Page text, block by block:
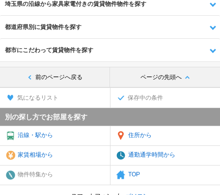
埼玉県の沿線から家具家電付きの賃貸物件物件を探す
都道府県別に賃貸物件を探す
都市にこだわって賃貸物件を探す
前のページへ戻る ページの先頭へ
気になるリスト 保存中の条件
別の探し方でお部屋を探す
沿線・駅から 住所から
家賃相場から 通勤通学時間から
物件特集から TOP